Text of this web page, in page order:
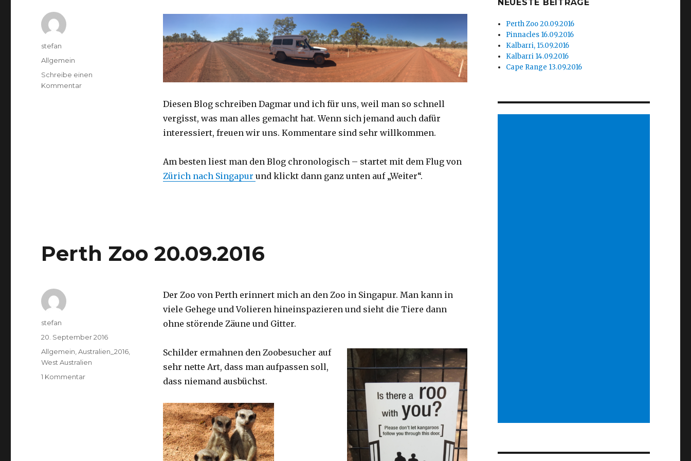
Diesen Blog schreiben Dagmar und ich für uns, weil man so schnell
vergisst, was man alles gemacht hat. Wenn sich jemand auch dafür
interessiert, freuen wir uns. Kommentare sind sehr willkommen.
Am besten liest man den Blog chronologisch – startet mit dem Flug von
Zürich nach Singapur und klickt dann ganz unten auf „Weiter“.
Autor
stefan
Kategorien
Allgemein
Schreibe einen
Kommentarzu
Perth Zoo 20.09.2016
Der Zoo von Perth erinnert mich an den Zoo in Singapur. Man kann in
viele Gehege und Volieren hineinspazieren und sieht die Tiere dann
ohne störende Zäune und Gitter.
Schilder ermahnen den Zoobesucher auf
sehr nette Art, dass man aufpassen soll,
dass niemand ausbüchst.
Autor
stefan
Veröffentlicht
am
20. September 2016
Kategorien
Allgemein,Australien_2016,
West Australien
1 Kommentarzu
NEUESTE BEITRÄGE
Perth Zoo 20.09.2016
Pinnacles 16.09.2016
Kalbarri, 15.09.2016
Kalbarri 14.09.2016
Cape Range 13.09.2016